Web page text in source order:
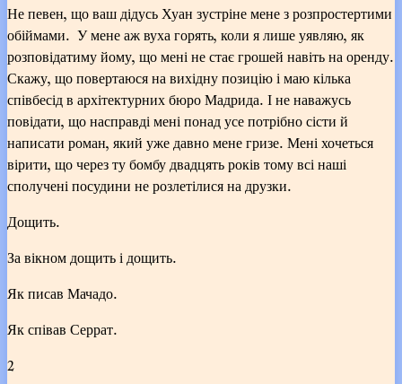
Не певен, що ваш дідусь Хуан зустріне мене з розпростертими
обіймами. У мене аж вуха горять, коли я лише уявляю, як
розповідатиму йому, що мені не стає грошей навіть на оренду.
Скажу, що повертаюся на вихідну позицію і маю кілька
співбесід в архітектурних бюро Мадрида. І не наважусь
повідати, що насправді мені понад усе потрібно сісти й
написати роман, який уже давно мене гризе. Мені хочеться
вірити, що через ту бомбу двадцять років тому всі наші
сполучені посудини не розлетілися на друзки.
Дощить.
За вікном дощить і дощить.
Як писав Мачадо.
Як співав Серрат.
2